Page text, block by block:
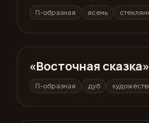
П-образная ясень
П-образная
«Восточная сказка»
П-образная дуб